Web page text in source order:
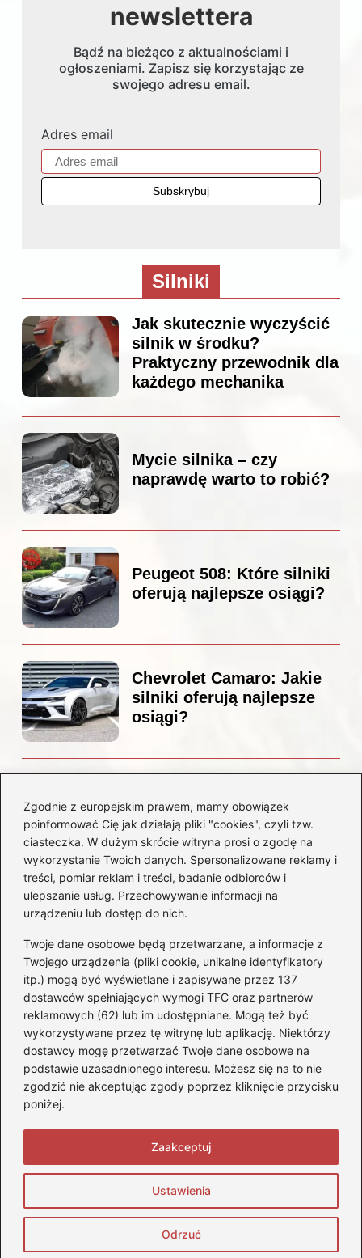
Zgodnie z europejskim prawem, mamy obowiązek
poinformować Cię jak działają pliki "cookies", czyli tzw.
ciasteczka. W dużym skrócie witryna prosi o zgodę na
wykorzystanie Twoich danych. Spersonalizowane reklamy i
treści, pomiar reklam i treści, badanie odbiorców i
ulepszanie usług. Przechowywanie informacji na
urządzeniu lub dostęp do nich.
Twoje dane osobowe będą przetwarzane, a informacje z
Twojego urządzenia (pliki cookie, unikalne identyfikatory
itp.) mogą być wyświetlane i zapisywane przez 137
dostawców spełniających wymogi TFC oraz partnerów
reklamowych (62) lub im udostępniane. Mogą też być
wykorzystywane przez tę witrynę lub aplikację. Niektórzy
dostawcy mogę przetwarzać Twoje dane osobowe na
podstawie uzasadnionego interesu. Możesz się na to nie
zgodzić nie akceptując zgody poprzez kliknięcie przycisku
poniżej.
Ustawienia
Odrzuć
Zaakceptuj
newslettera
Bądź na bieżąco z aktualnościami i
ogłoszeniami. Zapisz się korzystając ze
swojego adresu email.
Adres email
Silniki
Jak skutecznie wyczyścić
silnik w środku?
Praktyczny przewodnik dla
każdego mechanika
Mycie silnika – czy
naprawdę warto to robić?
Peugeot 508: Które silniki
oferują najlepsze osiągi?
Chevrolet Camaro: Jakie
silniki oferują najlepsze
osiągi?
Odkryj przyczyny i
rozwiązania dla Twojego
silnika
Kategorie
Akumulatory (85)
Benzyna i Diesel (80)
Motocykle(50)
Opony(77)
Prawo jazdy(65)
Quady(2)
Samochody(242)
Silniki(86)
Copyright © 2026 StopQuadom.pl
Prywatność
Zasady użytkowania
Napisz do nas